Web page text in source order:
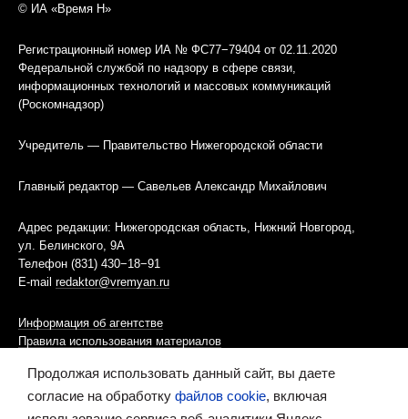
© ИА «Время Н»
Регистрационный номер ИА № ФС77−79404 от 02.11.2020
Федеральной службой по надзору в сфере связи,
информационных технологий и массовых коммуникаций
(Роскомнадзор)
Учредитель — Правительство Нижегородской области
Главный редактор — Савельев Александр Михайлович
Адрес редакции: Нижегородская область, Нижний Новгород,
ул. Белинского, 9А
Телефон (831) 430−18−91
E-mail redaktor@vremyan.ru
Информация об агентстве
Правила использования материалов
Информационная политика использования «cookies»-файлов
Продолжая использовать данный сайт, вы даете
согласие на обработку файлов cookie, включая